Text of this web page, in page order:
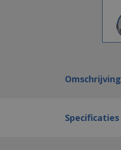
Omschrijving
Specificaties